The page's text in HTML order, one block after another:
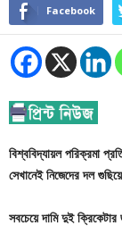
Facebook
বিশ্ববিদ্যায়ল পরিক্রমা
সেখানেই নিজেদের দল
সবচেয়ে দামি দুই